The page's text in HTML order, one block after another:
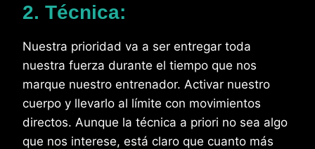
2. Técnica:
Nuestra prioridad va a ser entregar toda
nuestra fuerza durante el tiempo que nos
marque nuestro entrenador. Activar nuestro
cuerpo y llevarlo al límite con movimientos
directos. Aunque la técnica a priori no sea algo
que nos interese, está claro que cuanto más